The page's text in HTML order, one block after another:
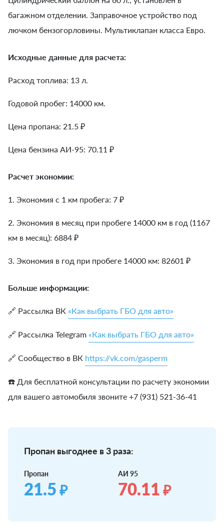
багажном отделении. Заправочное устройство под
лючком бензогорловины. Мультиклапан класса Евро.
Исходные данные для расчета:
Расход топлива: 13 л.
Годовой пробег: 14000 км.
Цена пропана: 21.5 ₽
Цена бензина АИ-95: 70.11 ₽
Расчет экономии:
1. Экономия с 1 км пробега: 7 ₽
2. Экономия в месяц при пробеге 14000 км в год (1167
км в месяц): 6884 ₽
3. Экономия в год при пробеге 14000 км: 82601 ₽
Больше информации:
🔗 Рассылка ВК «Как выбрать ГБО для авто»
🔗 Рассылка Telegram «Как выбрать ГБО для авто»
🔗 Сообщество в ВК https://vk.com/gasperm
☎️ Для бесплатной консультации по расчету экономии
для вашего автомобиля звоните +7 (931) 521-36-41
Пропан выгоднее в 3 раза:
Пропан
21.5 ₽
АИ 95
70.11 ₽